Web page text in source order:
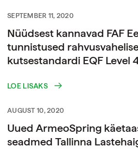
SEPTEMBER 11, 2020
Nüüdsest kannavad FAF
tunnistused
kutsestandardi EQF Level
LOE LISAKS
AUGUST 10, 2020
Uued ArmeoSpring
seadmed Tallinna